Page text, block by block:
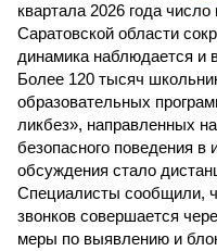
квартала 2026 года
Саратовской области
динамика наблюдается и
Более 120 тысяч
образовательных
ликбез», направленных
безопасного поведения в
обсуждения стало
Специалисты сообщили,
звонков совершается
меры по выявлению и